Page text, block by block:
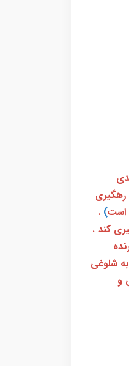
رهگیری
است)
.
و یا شماره 193 با پست پیگیری کند .
گیرنده
شلوغی
و